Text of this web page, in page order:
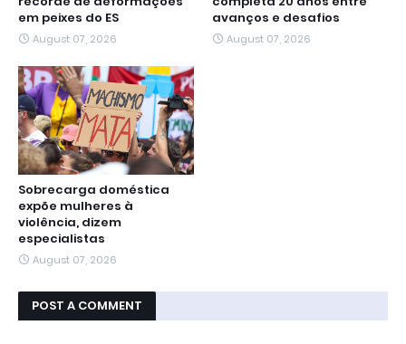
em peixes do ES
August 07, 2026
avanços e desafios
August 07, 2026
Sobrecarga doméstica
expõe mulheres à
violência, dizem
especialistas
August 07, 2026
POST A COMMENT